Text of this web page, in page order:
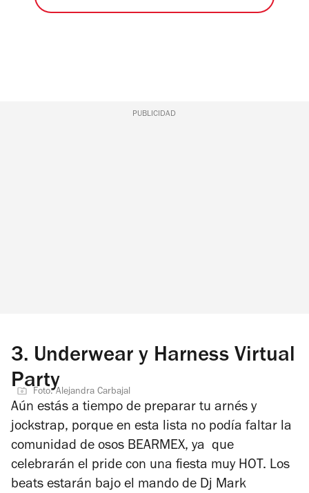
PUBLICIDAD
3. Underwear y Harness Virtual
Party
Foto: Alejandra Carbajal
Aún estás a tiempo de preparar tu arnés y
jockstrap, porque en esta lista no podía faltar la
comunidad de osos BEARMEX, ya que
celebrarán el pride con una fiesta muy HOT. Los
beats estarán bajo el mando de Dj Mark